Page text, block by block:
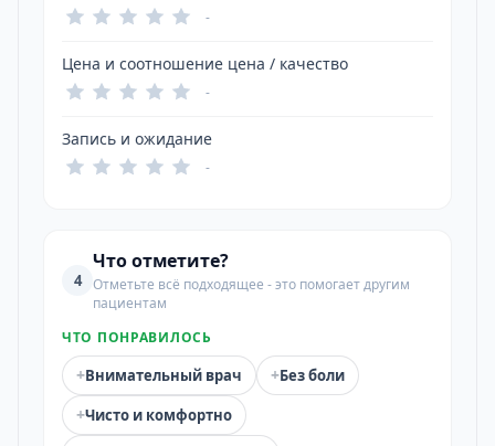
-
Цена и соотношение цена / качество
-
Запись и ожидание
-
4
Что отметите?
Отметьте всё подходящее - это помогает другим
пациентам
ЧТО ПОНРАВИЛОСЬ
+Внимательный врач +Без боли
+Чисто и комфортно